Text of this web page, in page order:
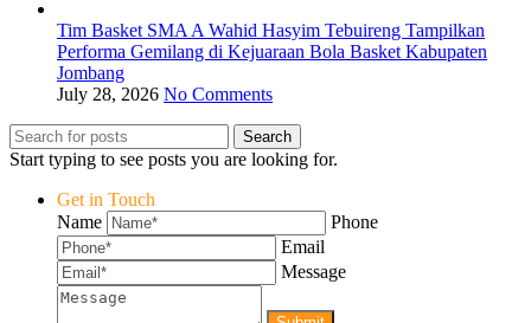
Tim Basket SMA A Wahid Hasyim Tebuireng Tampilkan
Performa Gemilang di Kejuaraan Bola Basket Kabupaten
Jombang
July 28, 2026 No Comments
Search
Start typing to see posts you are looking for.
Get in Touch
Name
Phone
Email
Message